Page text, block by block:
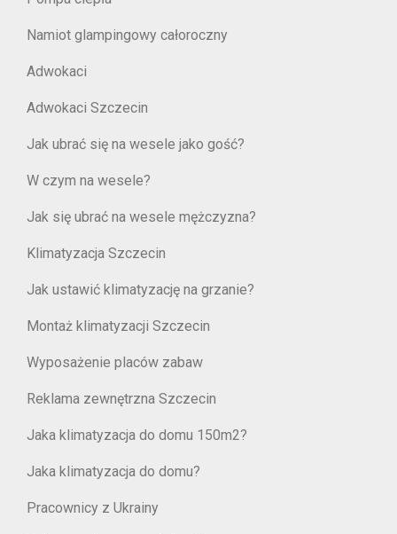
Namiot glampingowy całoroczny
Adwokaci
Adwokaci Szczecin
Jak ubrać się na wesele jako gość?
W czym na wesele?
Jak się ubrać na wesele mężczyzna?
Klimatyzacja Szczecin
Jak ustawić klimatyzację na grzanie?
Montaż klimatyzacji Szczecin
Wyposażenie placów zabaw
Reklama zewnętrzna Szczecin
Jaka klimatyzacja do domu 150m2?
Jaka klimatyzacja do domu?
Pracownicy z Ukrainy